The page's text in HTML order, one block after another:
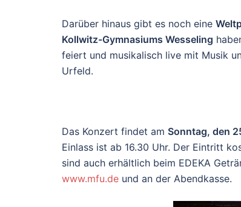
Darüber hinaus gibt es noch eine
Kollwitz-Gymnasiums Wesseling
feiert und musikalisch live mit Musik
Urfeld.
Das Konzert findet am Sonntag, den
Einlass ist ab 16.30 Uhr. Der Eintritt
sind auch erhältlich beim EDEKA
www.mfu.de und an der Abendkasse.